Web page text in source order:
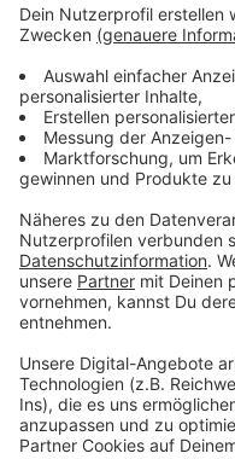
Anzeige
Wir haben uns in NRW
Super-Bowl-Parties in
haben zudem darauf
Viewing-Orten auch
den passenden
findet ihr die
Anzeige